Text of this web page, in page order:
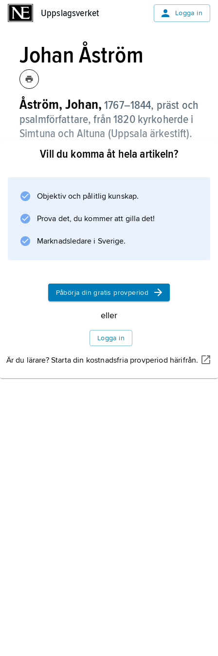
Uppslagsverket Logga in
Johan Åström
Åström, Johan, 1767–1844, präst och
psalmförfattare, från 1820 kyrkoherde i
Simtuna och Altuna (Uppsala ärkestift).
Åström var ledamot av katekeskommittén och
och psalmboken) 1810–19.
Information om artikeln
Vill du komma åt hela artikeln?
Objektiv och pålitlig kunskap.
Prova det, du kommer att gilla det!
Marknadsledare i Sverige.
Påbörja din gratis provperiod
eller
Logga in
Är du lärare? Starta din kostnadsfria provperiod härifrån.